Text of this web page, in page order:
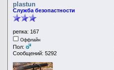
plastun
Служба безопастности
репка: 167
Оффлайн
Пол:
Сообщений: 5292